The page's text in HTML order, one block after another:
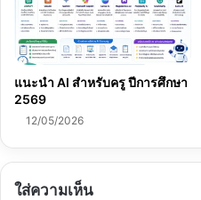
แนะนำ AI สำหรับครู ปีการศึกษา
2569
12/05/2026
ใส่ความเห็น